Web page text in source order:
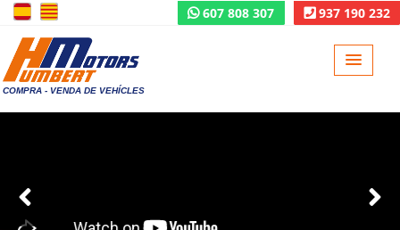
937 190 232
607 808 307
COMPRA - VENDA DE VEHÍCLES